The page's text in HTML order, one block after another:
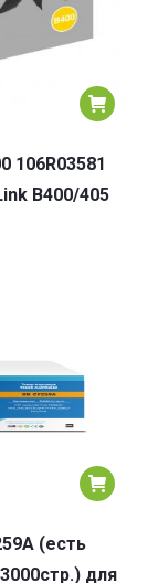
106R03581
B400/405
(есть
для